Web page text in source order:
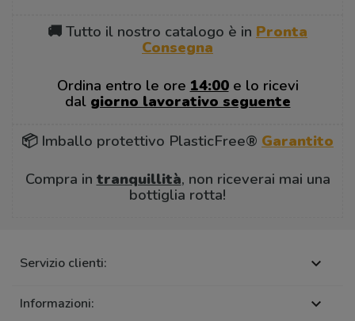
🚚 Tutto il nostro catalogo è in Pronta
Consegna
Ordina entro le ore 14:00e lo ricevi
dal giorno lavorativo seguente
📦 Imballo protettivo PlasticFree® Garantito
Compra in tranquillità, non riceverai mai una
bottiglia rotta!
Servizio clienti: 
Informazioni: 